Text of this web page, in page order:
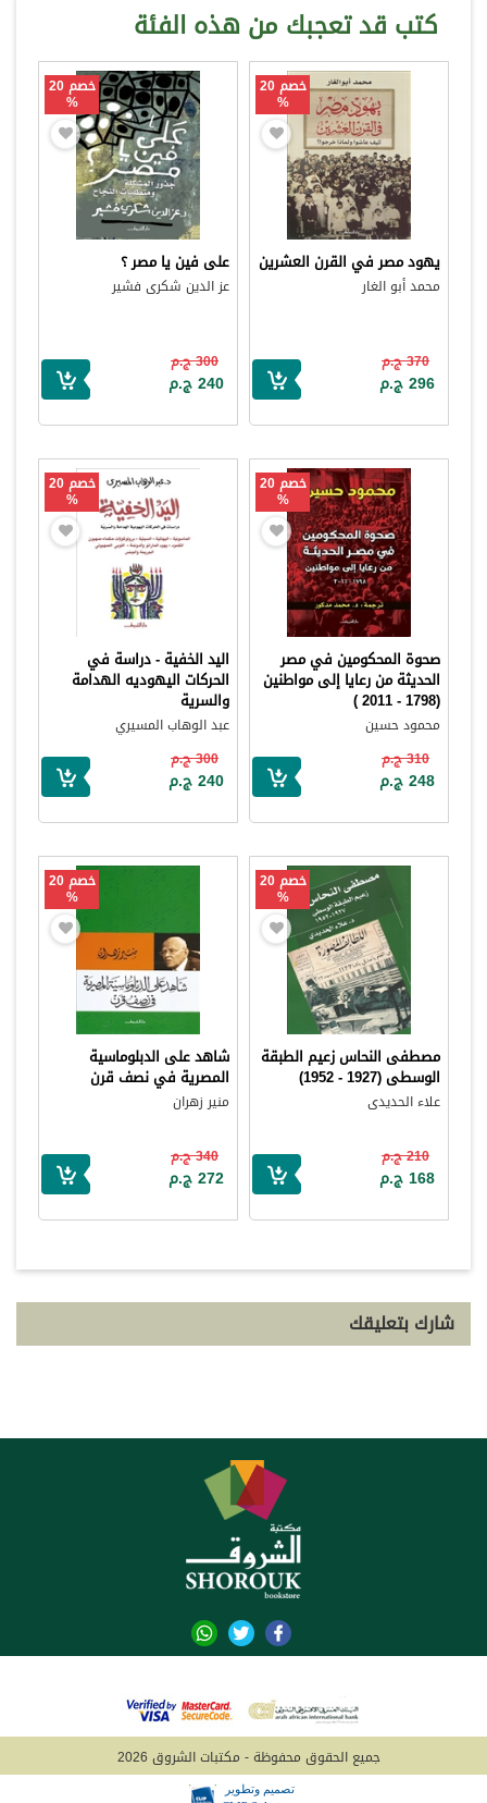
كتب قد تعجبك من هذه الفئة
خصم 20
%
يهود مصر في القرن العشرين
محمد أبو الغار
370 ج.م
296 ج.م
خصم 20
%
على فين يا مصر ؟
عز الدين شكرى فشير
300 ج.م
240 ج.م
خصم 20
%
صحوة المحكومين في مصر
الحديثة من رعايا إلى مواطنين
(1798 - 2011 )
محمود حسين
310 ج.م
248 ج.م
خصم 20
%
اليد الخفية - دراسة في
الحركات اليهوديه الهدامة
والسرية
عبد الوهاب المسيري
300 ج.م
240 ج.م
خصم 20
%
مصطفى النحاس زعيم الطبقة
الوسطى (1927 - 1952)
علاء الحديدى
210 ج.م
168 ج.م
خصم 20
%
شاهد على الدبلوماسية
المصرية في نصف قرن
منير زهران
340 ج.م
272 ج.م
شارك بتعليقك
جميع الحقوق محفوظة - مكتبات الشروق 2026
تصميم وتطوير